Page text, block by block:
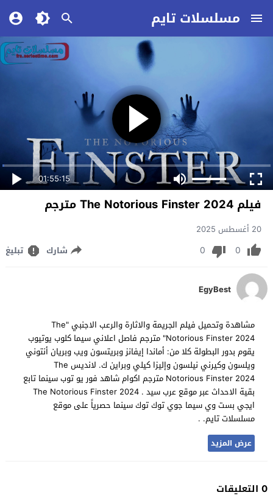
مسلسلات تايم
01:55:15
فيلم The Notorious Finster 2024 مترجم
20 أغسطس 2025
0
0 شارك تبليغ
EgyBest
مشاهدة وتحميل فيلم الجريمة والاثارة والرعب الاجنبي "The
Notorious Finster 2024" مترجم فاصل اعلاني سيما كلوب يوتيوب
يقوم بدور البطولة كلا من: أماندا إيفانز وبريتسون ويب وبريان أنتوني
ويلسون وكيرني نيلسون وإليزا كيلي وبراين ك. لانديس The
Notorious Finster 2024 مترجم اكوام شاهد فور يو توب سينما تابع
بقية الاحداث عبر موقع عرب سيد . The Notorious Finster 2024
ايجي بست وي سيما جوي توك توك سينما حصرياً على موقع
مسلسلات تايم. .
عرض المزيد
0 التعليقات